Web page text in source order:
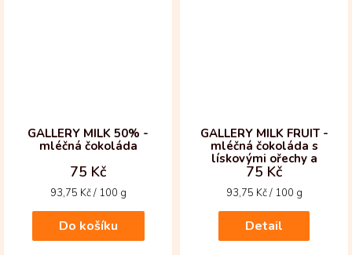
GALLERY MILK 50% -
mléčná čokoláda
75 Kč
Měrná
93,75 Kč / 100 g
Do košíku
GALLERY MILK FRUIT -
mléčná čokoláda s
lískovými ořechy a
rozinkami
75 Kč
Měrná
93,75 Kč / 100 g
Detail